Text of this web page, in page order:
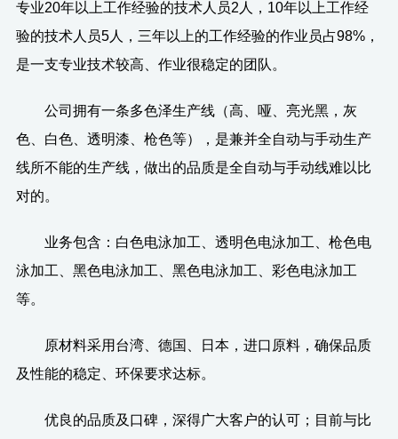
专业20年以上工作经验的技术人员2人，10年以上工作经
验的技术人员5人，三年以上的工作经验的作业员占98%，
是一支专业技术较高、作业很稳定的团队。
公司拥有一条多色泽生产线（高、哑、亮光黑，灰
色、白色、透明漆、枪色等），是兼并全自动与手动生产
线所不能的生产线，做出的品质是全自动与手动线难以比
对的。
业务包含：白色电泳加工、透明色电泳加工、枪色电
泳加工、黑色电泳加工、黑色电泳加工、彩色电泳加工
等。
原材料采用台湾、德国、日本，进口原料，确保品质
及性能的稳定、环保要求达标。
优良的品质及口碑，深得广大客户的认可；目前与比